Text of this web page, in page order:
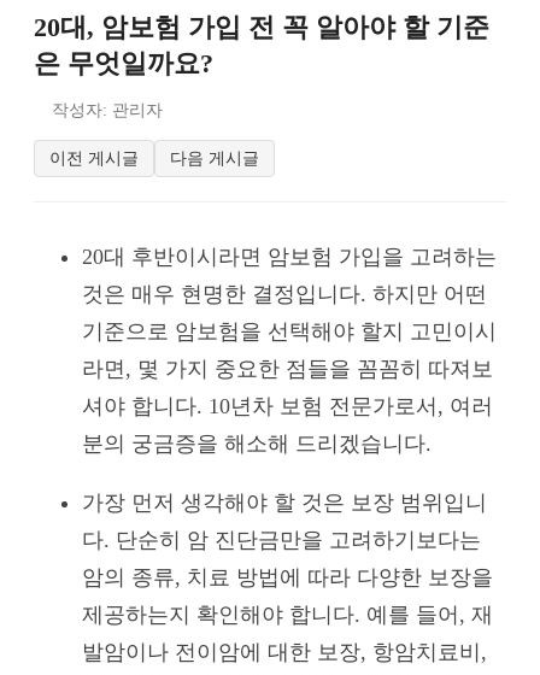
20대, 암보험 가입 전 꼭 알아야 할 기준
은 무엇일까요?
작성자: 관리자
이전 게시글 다음 게시글
20대 후반이시라면 암보험 가입을 고려하는
것은 매우 현명한 결정입니다. 하지만 어떤
기준으로 암보험을 선택해야 할지 고민이시
라면, 몇 가지 중요한 점들을 꼼꼼히 따져보
셔야 합니다. 10년차 보험 전문가로서, 여러
분의 궁금증을 해소해 드리겠습니다.
가장 먼저 생각해야 할 것은 보장 범위입니
다. 단순히 암 진단금만을 고려하기보다는
암의 종류, 치료 방법에 따라 다양한 보장을
제공하는지 확인해야 합니다. 예를 들어, 재
발암이나 전이암에 대한 보장, 항암치료비,